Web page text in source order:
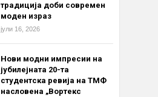
традиција доби современ
моден израз
јули 16, 2026
Нови модни импресии на
јубилејната 20-та
студентска ревија на ТМФ
насловена „Вортекс